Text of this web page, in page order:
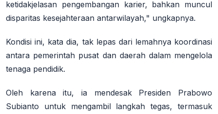
ketidakjelasan pengembangan karier, bahkan muncul
disparitas kesejahteraan antarwilayah," ungkapnya.
Kondisi ini, kata dia, tak lepas dari lemahnya koordinasi
antara pemerintah pusat dan daerah dalam mengelola
tenaga pendidik.
Oleh karena itu, ia mendesak Presiden Prabowo
Subianto untuk mengambil langkah tegas, termasuk